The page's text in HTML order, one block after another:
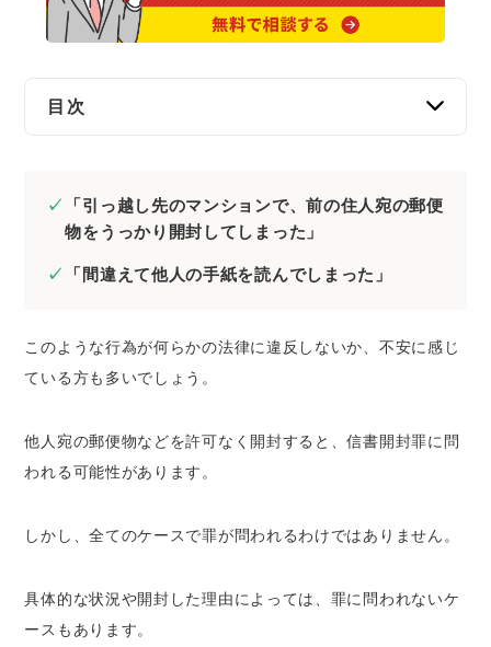
企業法務
目次
成立要件｜正当な理由なく封をしてある信書
を開けること
罰金
信書開封罪は親告罪！告訴されなければ罪に問
われない
家族を信書開封罪で訴えることはできる？
メールやSNSを無断で見る行為は信書開封罪
勘違いで封書を開けた場合も信書開封罪にな
さいごに｜信書開封罪の罪に問われたときは弁
護士に相談を！
「引っ越し先のマンションで、前の住人宛の郵便
物をうっかり開封してしまった」
「間違えて他人の手紙を読んでしまった」
このような行為が何らかの法律に違反しないか、不安に感じ
ている方も多いでしょう。
他人宛の郵便物などを許可なく開封すると、信書開封罪に問
われる可能性があります。
しかし、全てのケースで罪が問われるわけではありません。
具体的な状況や開封した理由によっては、罪に問われないケ
ースもあります。